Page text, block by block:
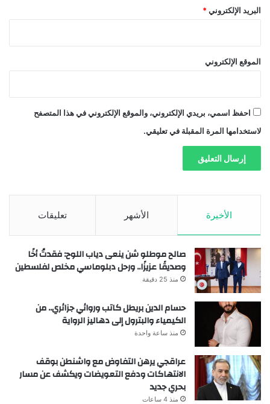
البريد الإلكتروني *
الموقع الإلكتروني
احفظ اسمي، بريدي الإلكتروني، والموقع الإلكتروني في هذا المتصفح
لاستخدامها المرة المقبلة في تعليقي.
الأخيرة الأشهر تعليقات
صالح موطلو شن ينعى دياب اللوح: فقدتُ أخًا
وصديقًا عزيزًا.. ورحل دبلوماسي مخلص لفلسطين
منذ 25 دقيقة
حسام الدين بريطل كاتب وروائي جزائري.. من
الكيمياء والبترول إلى دهاليز الرواية
منذ ساعة واحدة
عراقجي يرهن التفاوض مع واشنطن بوقف
الانتهاكات ودفع التعويضات ويكشف عن مسار
بحري جديد
منذ 4 ساعات